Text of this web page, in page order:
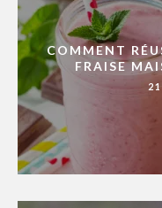
COMMENT
FRAISE